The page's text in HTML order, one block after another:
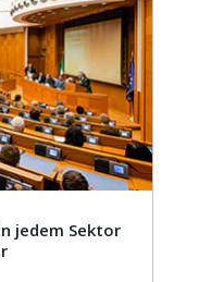
jedem Sektor